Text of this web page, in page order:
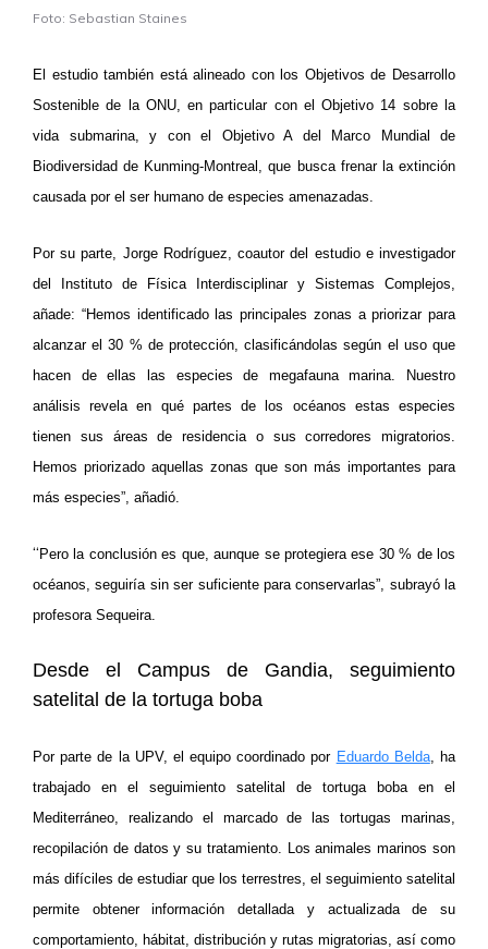
Foto: Sebastian Staines
El estudio también está alineado con los Objetivos de Desarrollo
Sostenible de la ONU, en particular con el Objetivo 14 sobre la
vida submarina, y con el Objetivo A del Marco Mundial de
Biodiversidad de Kunming-Montreal, que busca frenar la extinción
causada por el ser humano de especies amenazadas.
Por su parte, Jorge Rodríguez, coautor del estudio e investigador
del Instituto de Física Interdisciplinar y Sistemas Complejos,
añade: “Hemos identificado las principales zonas a priorizar para
alcanzar el 30 % de protección, clasificándolas según el uso que
hacen de ellas las especies de megafauna marina. Nuestro
análisis revela en qué partes de los océanos estas especies
tienen sus áreas de residencia o sus corredores migratorios.
Hemos priorizado aquellas zonas que son más importantes para
más especies”, añadió.
“Pero la conclusión es que, aunque se protegiera ese 30 % de los
océanos, seguiría sin ser suficiente para conservarlas”, subrayó la
profesora Sequeira.
Desde el Campus de Gandia, seguimiento
satelital de la tortuga boba
Por parte de la UPV, el equipo coordinado por Eduardo Belda, ha
trabajado en el seguimiento satelital de tortuga boba en el
Mediterráneo, realizando el marcado de las tortugas marinas,
recopilación de datos y su tratamiento. Los animales marinos son
más difíciles de estudiar que los terrestres, el seguimiento satelital
permite obtener información detallada y actualizada de su
comportamiento, hábitat, distribución y rutas migratorias, así como